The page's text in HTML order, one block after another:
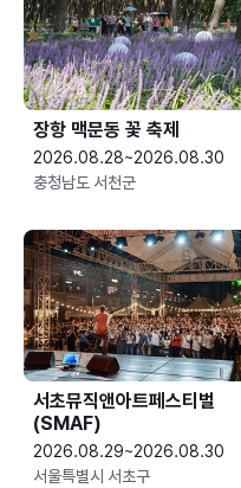
장항 맥문동 꽃 축제
2026.08.28~2026.08.30
충청남도 서천군
서초뮤직앤아트페스티벌
(SMAF)
2026.08.29~2026.08.30
서울특별시 서초구